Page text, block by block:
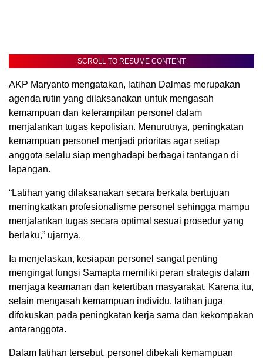
SCROLL TO RESUME CONTENT
AKP Maryanto mengatakan, latihan Dalmas merupakan
agenda rutin yang dilaksanakan untuk mengasah
kemampuan dan keterampilan personel dalam
menjalankan tugas kepolisian. Menurutnya, peningkatan
kemampuan personel menjadi prioritas agar setiap
anggota selalu siap menghadapi berbagai tantangan di
lapangan.
“Latihan yang dilaksanakan secara berkala bertujuan
meningkatkan profesionalisme personel sehingga mampu
menjalankan tugas secara optimal sesuai prosedur yang
berlaku,” ujarnya.
Ia menjelaskan, kesiapan personel sangat penting
mengingat fungsi Samapta memiliki peran strategis dalam
menjaga keamanan dan ketertiban masyarakat. Karena itu,
selain mengasah kemampuan individu, latihan juga
difokuskan pada peningkatan kerja sama dan kekompakan
antaranggota.
Dalam latihan tersebut, personel dibekali kemampuan